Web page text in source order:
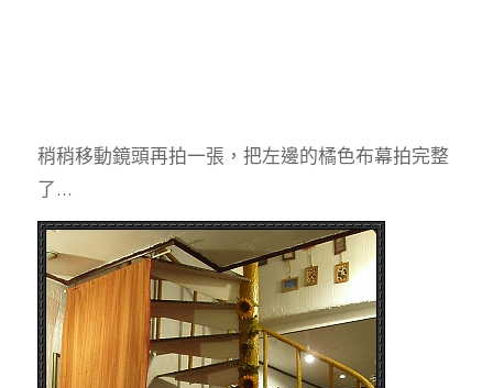
稍稍移動鏡頭再拍一張，把左邊的橘色布幕拍完整
了…